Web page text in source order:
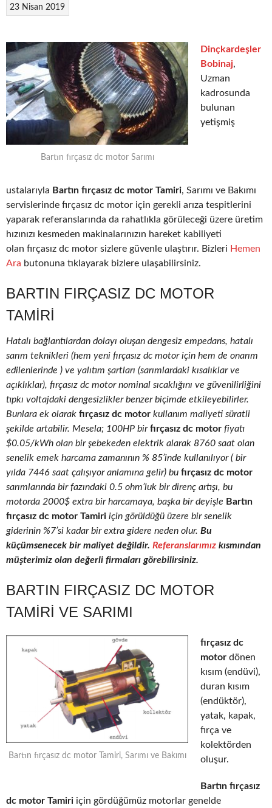
23 Nisan 2019
Bartın fırçasız dc motor Sarımı
Dinçkardeşler
Bobinaj,
Uzman
kadrosunda
bulunan
yetişmiş
ustalarıyla Bartın fırçasız dc motor Tamiri, Sarımı ve Bakımı
servislerinde fırçasız dc motor için gerekli arıza tespitlerini
yaparak referanslarında da rahatlıkla görüleceği üzere üretim
hızınızı kesmeden makinalarınızın hareket kabiliyeti
olan fırçasız dc motor sizlere güvenle ulaştırır. Bizleri Hemen
Ara butonuna tıklayarak bizlere ulaşabilirsiniz.
BARTIN FIRÇASIZ DC MOTOR
TAMIRI
Hatalı bağlantılardan dolayı oluşan dengesiz empedans, hatalı
sarım teknikleri (hem yeni fırçasız dc motor için hem de onarım
edilenlerinde ) ve yalıtım şartları (sarımlardaki kısalıklar ve
açıklıklar), fırçasız dc motor nominal sıcaklığını ve güvenilirliğini
tıpkı voltajdaki dengesizlikler benzer biçimde etkileyebilirler.
Bunlara ek olarak fırçasız dc motor kullanım maliyeti süratli
şekilde artabilir. Mesela; 100HP birfırçasız dc motor fiyatı
$0.05/kWh olan bir şebekeden elektrik alarak 8760 saat olan
senelik emek harcama zamanının % 85’inde kullanılıyor ( bir
yılda 7446 saat çalışıyor anlamına gelir) bu fırçasız dc motor
sarımlarında bir fazındaki 0.5 ohm’luk bir direnç artışı, bu
motorda 2000$ extra bir harcamaya, başka bir deyişle Bartın
fırçasız dc motor Tamiri için görüldüğü üzere bir senelik
giderinin %7’si kadar bir extra gidere neden olur. Bu
küçümsenecek bir maliyet değildir. Referanslarımız kısmından
müşterimiz olan değerli firmaları görebilirsiniz.
BARTIN FIRÇASIZ DC MOTOR
TAMIRI VE SARIMI
Bartın fırçasız dc motor Tamiri, Sarımı ve Bakımı
fırçasız dc
motor dönen
kısım (endüvi),
duran kısım
(endüktör),
yatak, kapak,
fırça ve
kolektörden
oluşur.
Bartın fırçasız
dc motor Tamiri için gördüğümüz motorlar genelde